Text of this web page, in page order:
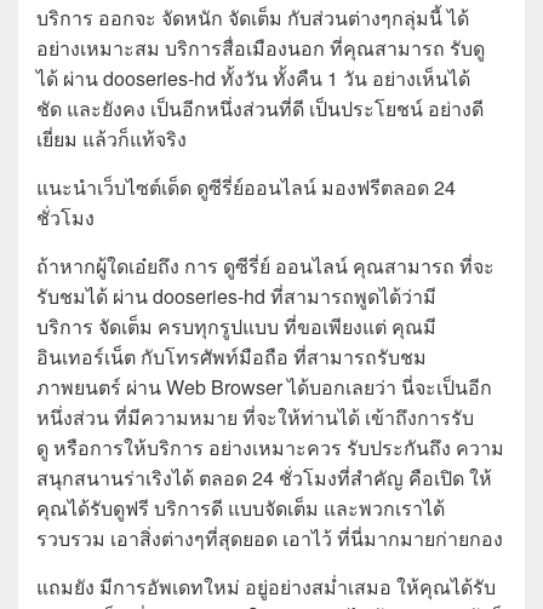
บริการ ออกจะ จัดหนัก จัดเต็ม กับส่วนต่างๆกลุ่มนี้ ได้
อย่างเหมาะสม บริการสื่อเมืองนอก ที่คุณสามารถ รับดู
ได้ ผ่าน dooseries-hd ทั้งวัน ทั้งคืน 1 วัน อย่างเห็นได้
ชัด และยังคง เป็นอีกหนึ่งส่วนที่ดี เป็นประโยชน์ อย่างดี
เยี่ยม แล้วก็แท้จริง
แนะนำเว็บไซต์เด็ด ดูซีรี่ย์ออนไลน์ มองฟรีตลอด 24
ชั่วโมง
ถ้าหากผู้ใดเอ๋ยถึง การ ดูซีรี่ย์ ออนไลน์ คุณสามารถ ที่จะ
รับชมได้ ผ่าน dooseries-hd ที่สามารถพูดได้ว่ามี
บริการ จัดเต็ม ครบทุกรูปแบบ ที่ขอเพียงแต่ คุณมี
อินเทอร์เน็ต กับโทรศัพท์มือถือ ที่สามารถรับชม
ภาพยนตร์ ผ่าน Web Browser ได้บอกเลยว่า นี่จะเป็นอีก
หนึ่งส่วน ที่มีความหมาย ที่จะให้ท่านได้ เข้าถึงการรับ
ดู หรือการให้บริการ อย่างเหมาะควร รับประกันถึง ความ
สนุกสนานร่าเริงได้ ตลอด 24 ชั่วโมงที่สำคัญ คือเปิด ให้
คุณได้รับดูฟรี บริการดี แบบจัดเต็ม และพวกเราได้
รวบรวม เอาสิ่งต่างๆที่สุดยอด เอาไว้ ที่นี่มากมายก่ายกอง
แถมยัง มีการอัพเดทใหม่ อยู่อย่างสม่ำเสมอ ให้คุณได้รับ